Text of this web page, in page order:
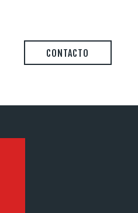
CONTACTO